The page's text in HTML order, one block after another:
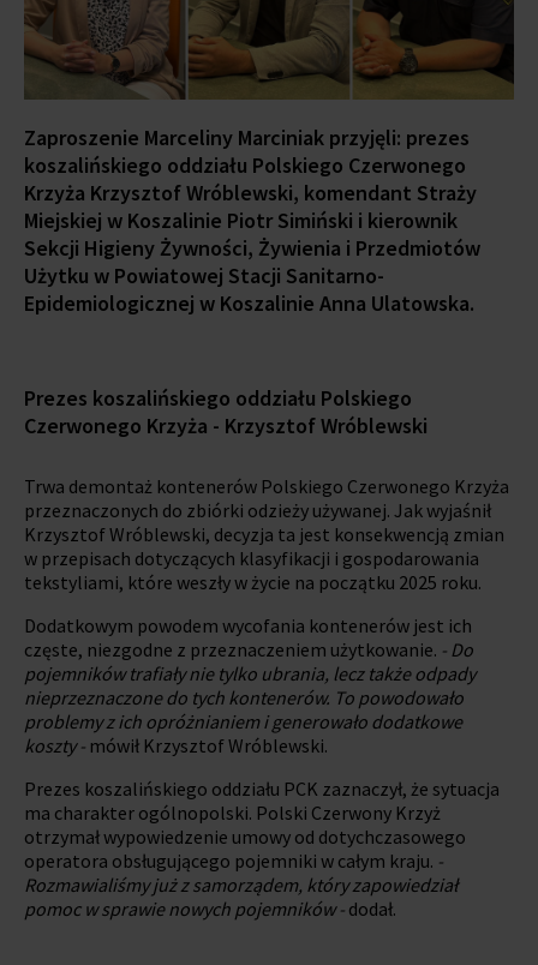
Zaproszenie Marceliny Marciniak przyjęli: prezes
koszalińskiego oddziału Polskiego Czerwonego
Krzyża Krzysztof Wróblewski, komendant Straży
Miejskiej w Koszalinie Piotr Simiński i kierownik
Sekcji Higieny Żywności, Żywienia i Przedmiotów
Użytku w Powiatowej Stacji Sanitarno-
Epidemiologicznej w Koszalinie Anna Ulatowska.
Prezes koszalińskiego oddziału Polskiego
Czerwonego Krzyża - Krzysztof Wróblewski
Trwa demontaż kontenerów Polskiego Czerwonego Krzyża
przeznaczonych do zbiórki odzieży używanej. Jak wyjaśnił
Krzysztof Wróblewski, decyzja ta jest konsekwencją zmian
w przepisach dotyczących klasyfikacji i gospodarowania
tekstyliami, które weszły w życie na początku 2025 roku.
Dodatkowym powodem wycofania kontenerów jest ich
częste, niezgodne z przeznaczeniem użytkowanie. - Do
pojemników trafiały nie tylko ubrania, lecz także odpady
nieprzeznaczone do tych kontenerów. To powodowało
problemy z ich opróżnianiem i generowało dodatkowe
koszty - mówił Krzysztof Wróblewski.
Prezes koszalińskiego oddziału PCK zaznaczył, że sytuacja
ma charakter ogólnopolski. Polski Czerwony Krzyż
otrzymał wypowiedzenie umowy od dotychczasowego
operatora obsługującego pojemniki w całym kraju. -
Rozmawialiśmy już z samorządem, który zapowiedział
pomoc w sprawie nowych pojemników - dodał.